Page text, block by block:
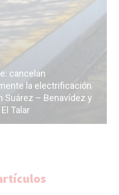
cancelan
la electrificación
Suárez – Benavídez y
Talar